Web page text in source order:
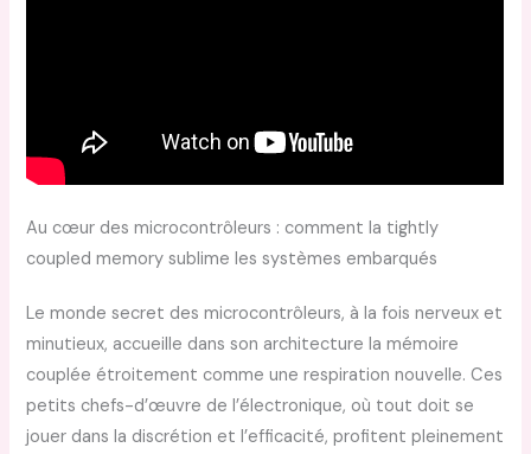
Au cœur des microcontrôleurs : comment la tightly
coupled memory sublime les systèmes embarqués
Le monde secret des microcontrôleurs, à la fois nerveux et
minutieux, accueille dans son architecture la mémoire
couplée étroitement comme une respiration nouvelle. Ces
petits chefs-d’œuvre de l’électronique, où tout doit se
jouer dans la discrétion et l’efficacité, profitent pleinement